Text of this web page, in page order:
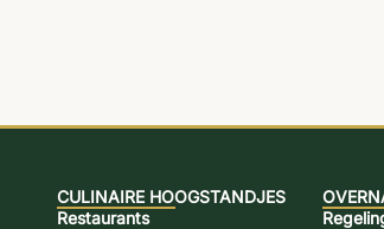
CULINAIRE HOOGSTANDJES
Restaurants